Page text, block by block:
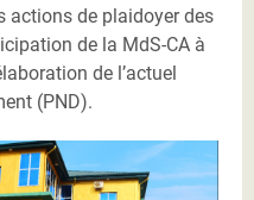
actions de plaidoyer des
de la MdS-CA à
de l’actuel
(PND).